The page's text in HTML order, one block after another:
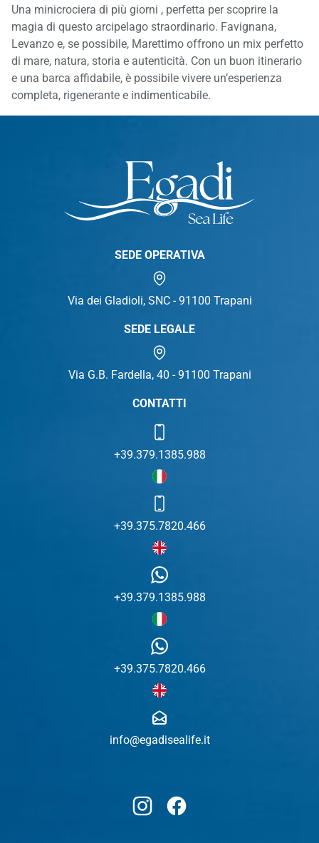
Una minicrociera di più giorni , perfetta per scoprire la
magia di questo arcipelago straordinario. Favignana,
Levanzo e, se possibile, Marettimo offrono un mix perfetto
di mare, natura, storia e autenticità. Con un buon itinerario
e una barca affidabile, è possibile vivere un’esperienza
completa, rigenerante e indimenticabile.
SEDE OPERATIVA
Via dei Gladioli, SNC - 91100 Trapani
SEDE LEGALE
Via G.B. Fardella, 40 - 91100 Trapani
CONTATTI
+39.379.1385.988
+39.375.7820.466
+39.379.1385.988
+39.375.7820.466
info@egadisealife.it
InstagramFacebook